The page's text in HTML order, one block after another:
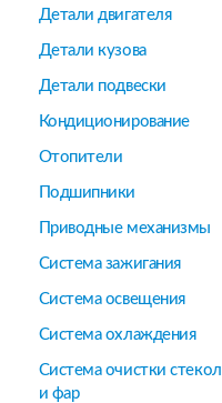
Детали двигателя
Детали кузова
Детали подвески
Кондиционирование
Отопители
Подшипники
Приводные механизмы
Система зажигания
Система освещения
Система охлаждения
Система очистки стекол
и фар